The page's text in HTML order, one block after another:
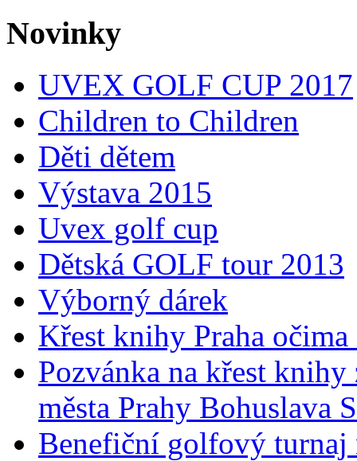
Novinky
UVEX GOLF CUP 2017
Children to Children
Děti dětem
Výstava 2015
Uvex golf cup
Dětská GOLF tour 2013
Výborný dárek
Křest knihy Praha očima
Pozvánka na křest
města Prahy Bohuslava
Benefiční golfový turnaj